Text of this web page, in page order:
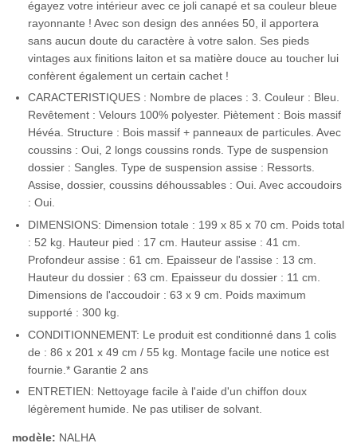
égayez votre intérieur avec ce joli canapé et sa couleur bleue
rayonnante ! Avec son design des années 50, il apportera
sans aucun doute du caractère à votre salon. Ses pieds
vintages aux finitions laiton et sa matière douce au toucher lui
confèrent également un certain cachet !
CARACTERISTIQUES : Nombre de places : 3. Couleur : Bleu.
Revêtement : Velours 100% polyester. Piètement : Bois massif
Hévéa. Structure : Bois massif + panneaux de particules. Avec
coussins : Oui, 2 longs coussins ronds. Type de suspension
dossier : Sangles. Type de suspension assise : Ressorts.
Assise, dossier, coussins déhoussables : Oui. Avec accoudoirs
: Oui.
DIMENSIONS: Dimension totale : 199 x 85 x 70 cm. Poids total
: 52 kg. Hauteur pied : 17 cm. Hauteur assise : 41 cm.
Profondeur assise : 61 cm. Epaisseur de l'assise : 13 cm.
Hauteur du dossier : 63 cm. Epaisseur du dossier : 11 cm.
Dimensions de l'accoudoir : 63 x 9 cm. Poids maximum
supporté : 300 kg.
CONDITIONNEMENT: Le produit est conditionné dans 1 colis
de : 86 x 201 x 49 cm / 55 kg. Montage facile une notice est
fournie.* Garantie 2 ans
ENTRETIEN: Nettoyage facile à l'aide d'un chiffon doux
légèrement humide. Ne pas utiliser de solvant.
modèle: NALHA